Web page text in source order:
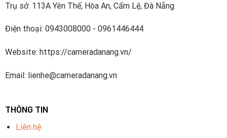
Trụ sở: 113A Yên Thế, Hòa An, Cẩm Lệ, Đà Nẵng
Điện thoại: 0943008000 - 0961446444
Website: https://cameradanang.vn/
Email: lienhe@cameradanang.vn
THÔNG TIN
Liên hệ